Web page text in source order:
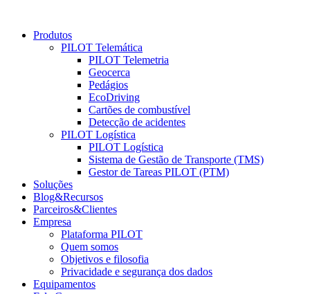
Produtos
PILOT Telemática
PILOT Telemetria
Geocerca
Pedágios
EcoDriving
Cartões de combustível
Detecção de acidentes
PILOT Logística
PILOT Logística
Sistema de Gestão de Transporte (TMS)
Gestor de Tareas PILOT (PTM)
Soluções
Blog&Recursos
Parceiros&Clientes
Empresa
Plataforma PILOT
Quem somos
Objetivos e filosofia
Privacidade e segurança dos dados
Equipamentos